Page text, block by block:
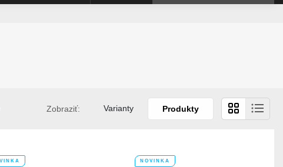
Zobraziť: Varianty Produkty
NOVINKA